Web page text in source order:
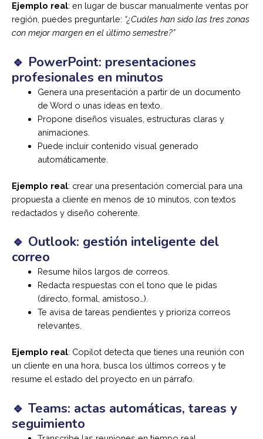
Ejemplo real: en lugar de buscar manualmente ventas por
región, puedes preguntarle: “¿Cuáles han sido las tres zonas
con mejor margen en el último semestre?”
🔹 PowerPoint: presentaciones
profesionales en minutos
Genera una presentación a partir de un documento
de Word o unas ideas en texto.
Propone diseños visuales, estructuras claras y
animaciones.
Puede incluir contenido visual generado
automáticamente.
Ejemplo real: crear una presentación comercial para una
propuesta a cliente en menos de 10 minutos, con textos
redactados y diseño coherente.
🔹 Outlook: gestión inteligente del
correo
Resume hilos largos de correos.
Redacta respuestas con el tono que le pidas
(directo, formal, amistoso…).
Te avisa de tareas pendientes y prioriza correos
relevantes.
Ejemplo real: Copilot detecta que tienes una reunión con
un cliente en una hora, busca los últimos correos y te
resume el estado del proyecto en un párrafo.
🔹 Teams: actas automáticas, tareas y
seguimiento